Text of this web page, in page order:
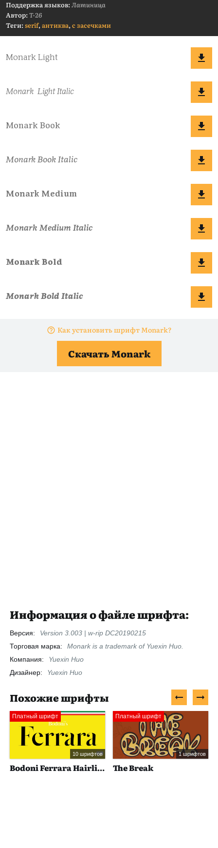
Поддержка языков:Латиница
Автор:T-26
Теги:serif,антиква,с засечками
Как установить шрифт Monark?
Скачать Monark
Информация о файле шрифта:
Версия:
Version 3.003 | w-rip DC20190215
Торговая марка:
Monark is a trademark of Yuexin Huo.
Компания:
Yuexin Huo
Дизайнер:
Yuexin Huo
Похожие шрифты
Платный шрифт
10 шрифтов
Bodoni Ferrara Hairline
Платный шрифт
1 шрифтов
The Break